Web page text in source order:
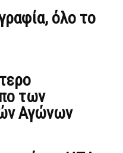
όλο το
των
Αγώνων